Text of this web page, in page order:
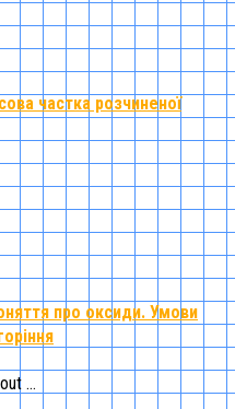
частка розчиненої
про оксиди. Умови
...